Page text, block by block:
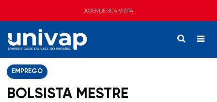
AGENDE SUA VISITA
EMPREGO
BOLSISTA MESTRE